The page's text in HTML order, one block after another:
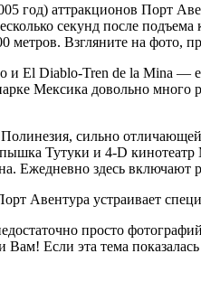
год) аттракционов Порт
секунд после
Взгляните на фото,
и El Diablo-Tren de la Mina
Мексика довольно
сильно
Тутуки и 4-D
Ежедневно здесь
Авентура устраивает
просто
Вам! Если эта тема